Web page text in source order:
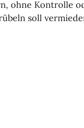
ohne Kontrolle
soll